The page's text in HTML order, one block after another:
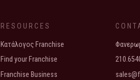
RESOURCES
Κατάλογος Franchise
Find your Franchise
Franchise Business